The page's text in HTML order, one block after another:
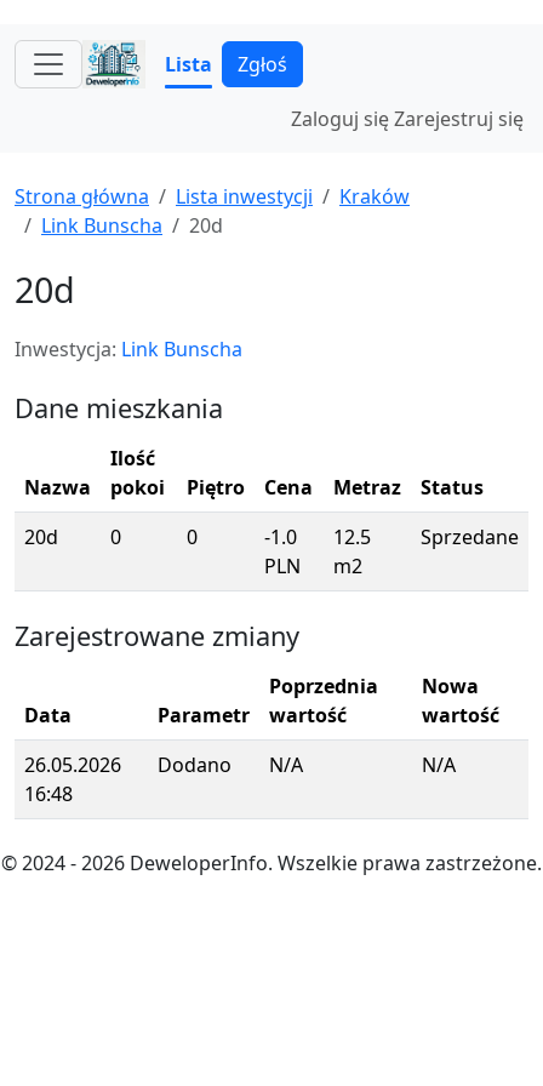
Lista Zgłoś
Zaloguj sięZarejestruj się
Strona główna Lista inwestycji
Kraków
Link Bunscha
20d
20d
Inwestycja: Link Bunscha
Dane mieszkania
Nazwa
Ilość
pokoi
Piętro Cena Metraz
Status
20d
0 0
-1.0
PLN
12.5
m2
Sprzedane
Zarejestrowane zmiany
Data Parametr
Poprzednia
wartość
Nowa
wartość
26.05.2026
16:48
Dodano N/A N/A
© 2024- 2026 DeweloperInfo. Wszelkie prawa zastrzeżone.